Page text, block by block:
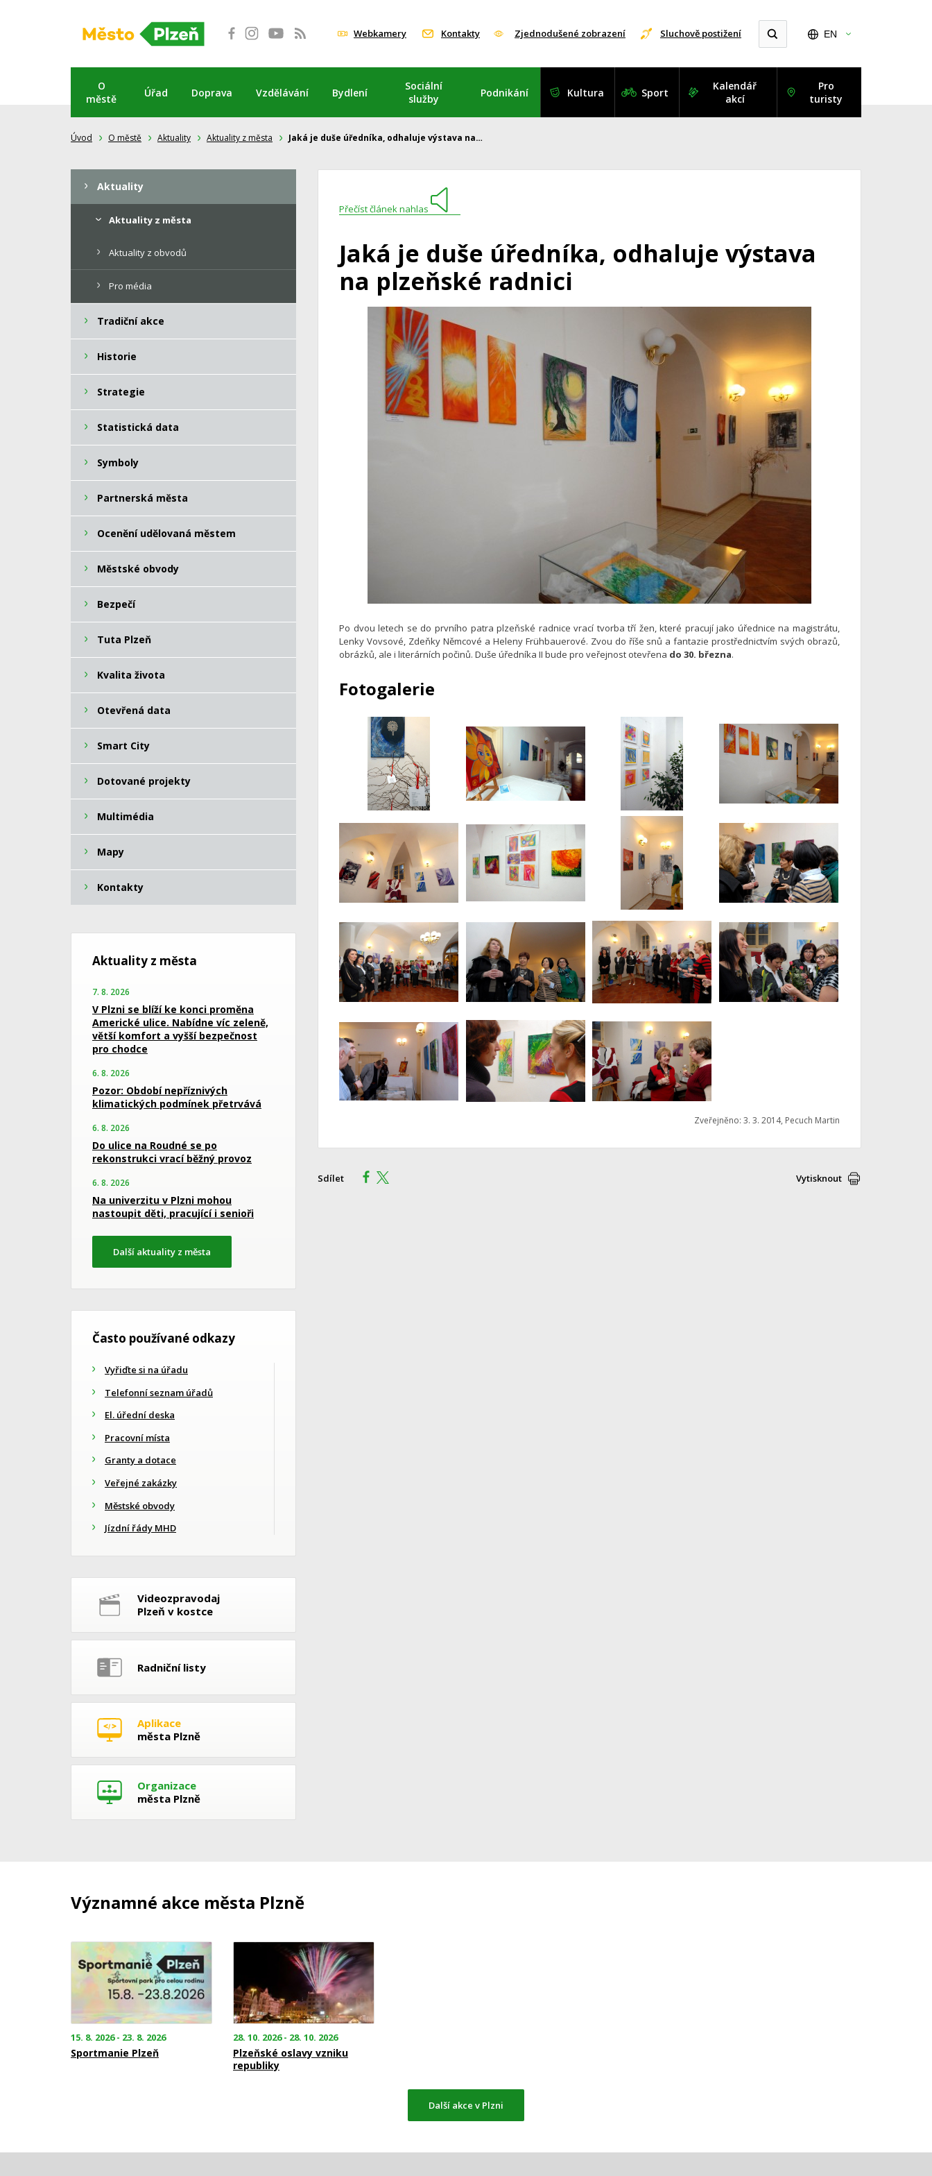
Webkamery Kontakty Zjednodušené zobrazení Sluchově postižení EN
O
městě
Úřad Doprava Vzdělávání Bydlení
Sociální
služby
Podnikání Kultura Sport
Kalendář
akcí
Pro
turisty
Úvod O městě Aktuality Aktuality z města Jaká je duše úředníka, odhaluje výstava na…
Přečíst článek nahlas
Jaká je duše úředníka, odhaluje výstava
na plzeňské radnici
Po dvou letech se do prvního patra plzeňské radnice vrací tvorba tří žen, které pracují jako úřednice na magistrátu,
Lenky Vovsové, Zdeňky Němcové a Heleny Frühbauerové. Zvou do říše snů a fantazie prostřednictvím svých obrazů,
obrázků, ale i literárních počinů. Duše úředníka II bude pro veřejnost otevřena do 30. března.
Fotogalerie
Zveřejněno: 3. 3. 2014, Pecuch Martin
Sdílet Vytisknout
Aktuality
Aktuality z města
Aktuality z obvodů
Pro média
Tradiční akce
Historie
Strategie
Statistická data
Symboly
Partnerská města
Ocenění udělovaná městem
Městské obvody
Bezpečí
Tuta Plzeň
Kvalita života
Otevřená data
Smart City
Dotované projekty
Multimédia
Mapy
Kontakty
Aktuality z města
7. 8. 2026
V Plzni se blíží ke konci proměna
Americké ulice. Nabídne víc zeleně,
větší komfort a vyšší bezpečnost
pro chodce
6. 8. 2026
Pozor: Období nepříznivých
klimatických podmínek přetrvává
6. 8. 2026
Do ulice na Roudné se po
rekonstrukci vrací běžný provoz
6. 8. 2026
Na univerzitu v Plzni mohou
nastoupit děti, pracující i senioři
Další aktuality z města
Často používané odkazy
Vyřiďte si na úřadu
Telefonní seznam úřadů
El. úřední deska
Pracovní místa
Granty a dotace
Veřejné zakázky
Městské obvody
Jízdní řády MHD
Videozpravodaj
Plzeň v kostce
Radniční listy
Aplikace
města Plzně
Organizace
města Plzně
Významné akce města Plzně
15. 8. 2026 - 23. 8. 2026
Sportmanie Plzeň
28. 10. 2026 - 28. 10. 2026
Plzeňské oslavy vzniku
republiky
Další akce v Plzni